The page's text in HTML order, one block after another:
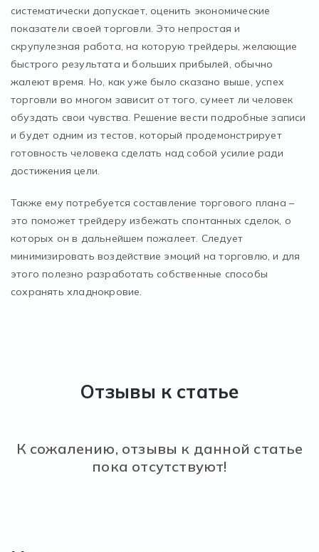
систематически допускает, оценить экономические
показатели своей торговли. Это непростая и
скрупулезная работа, на которую трейдеры, желающие
быстрого результата и больших прибылей, обычно
жалеют время. Но, как уже было сказано выше, успех
торговли во многом зависит от того, сумеет ли человек
обуздать свои чувства. Решение вести подробные записи
и будет одним из тестов, который продемонстрирует
готовность человека сделать над собой усилие ради
достижения цели.
Также ему потребуется составление торгового плана –
это поможет трейдеру избежать спонтанных сделок, о
которых он в дальнейшем пожалеет. Следует
минимизировать воздействие эмоций на торговлю, и для
этого полезно разработать собственные способы
сохранять хладнокровие.
Отзывы к статье
К сожалению, отзывы к данной статье
пока отсутствуют!